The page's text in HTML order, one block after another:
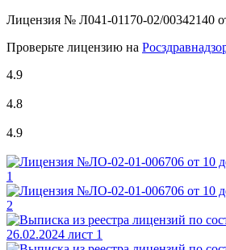
Лицензия № Л041-01170-02/00342140
Проверьте лицензию на
4.9
4.8
4.9